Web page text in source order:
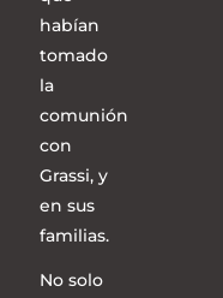
habían
tomado
la
comunión
con
Grassi, y
en sus
familias.
No solo